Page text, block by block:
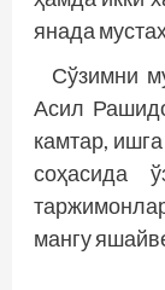
янада
Сўзимни
Асил
камтар,
соҳасида
мангу